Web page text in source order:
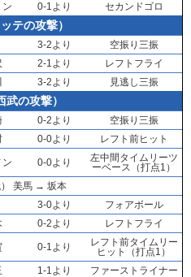
ン 0-1より セカンドゴロ
テの攻撃）
3-2より
空振り三振
2-1より
レフトフライ
3-2より 見逃し三振
武の攻撃）
0-2より
空振り三振
0-0より レフト前ヒット
ン 0-0より
左中間タイムリーツ
ーベース（打点1）
美馬→ 坂本
3-0より
フォアボール
0-2より レフトフライ
0-1より
レフト前タイムリー
ヒット（打点1）
1-1より ファーストライナー